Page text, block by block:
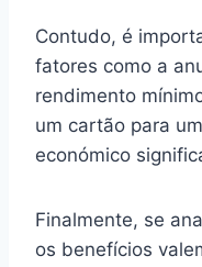
Contudo, é
fatores como a
rendimento
um cartão para
económico
Finalmente, se
os benefícios